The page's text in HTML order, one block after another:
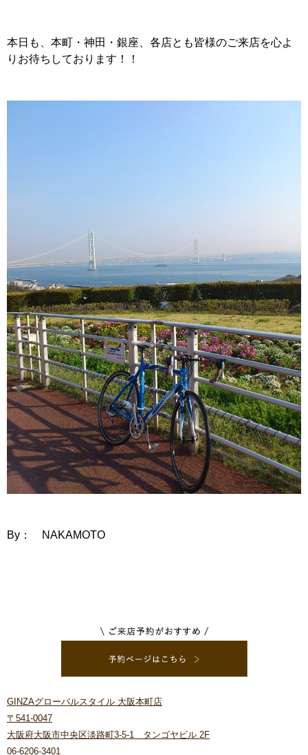
本日も、本町・神田・銀座、各店とも皆様のご来店を心よ
りお待ちしております！！
By： NAKAMOTO
GINZAグローバルスタイル 大阪本町店
〒541-0047
大阪府大阪市中央区淡路町3-5-1 タンゴヤビル 2F
06-6206-3401